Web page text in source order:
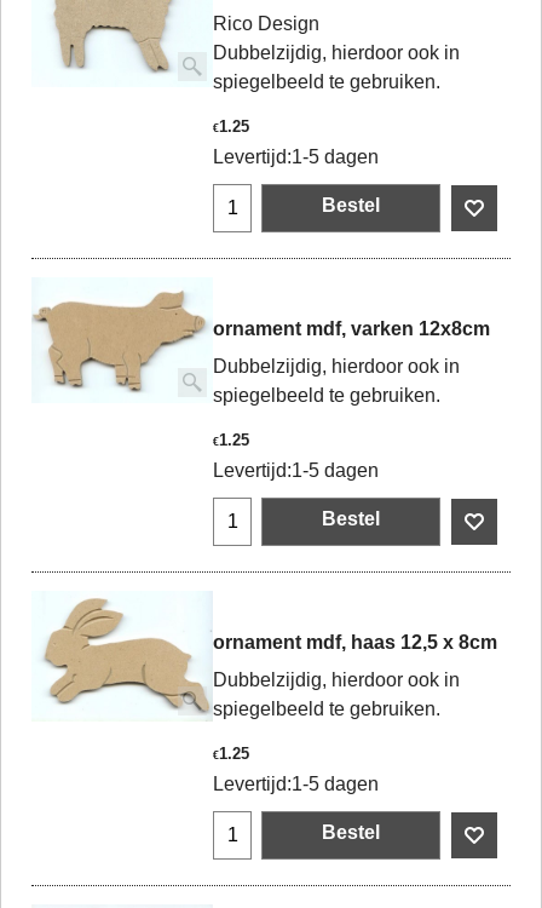
Rico Design
Dubbelzijdig, hierdoor ook in
spiegelbeeld te gebruiken.
€1.25
Levertijd:1-5 dagen
Bestel
ornament mdf, varken 12x8cm
Dubbelzijdig, hierdoor ook in
spiegelbeeld te gebruiken.
€1.25
Levertijd:1-5 dagen
Bestel
ornament mdf, haas 12,5 x 8cm
Dubbelzijdig, hierdoor ook in
spiegelbeeld te gebruiken.
€1.25
Levertijd:1-5 dagen
Bestel